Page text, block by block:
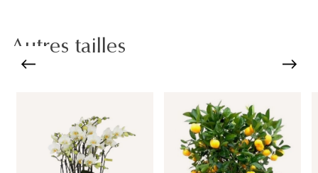
Autres tailles